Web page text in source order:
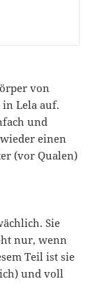
von
in Lela auf.
und
einen
(vor Qualen)
Sie
nur, wenn
Teil ist sie
und voll